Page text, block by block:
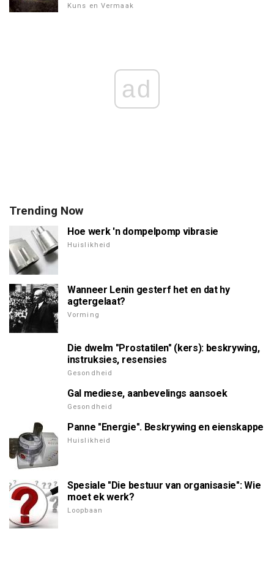
Kuns en Vermaak
ad
Trending Now
Hoe werk 'n dompelpomp vibrasie
Huislikheid
Wanneer Lenin gesterf het en dat hy
agtergelaat?
Vorming
Die dwelm "Prostatilen" (kers): beskrywing,
instruksies, resensies
Gesondheid
Gal mediese, aanbevelings aansoek
Gesondheid
Panne "Energie". Beskrywing en eienskappe
Huislikheid
Spesiale "Die bestuur van organisasie": Wie
moet ek werk?
Loopbaan